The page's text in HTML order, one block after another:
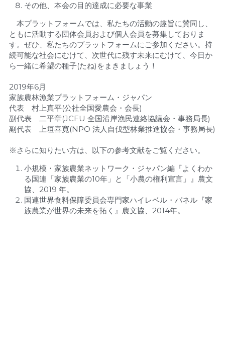
その他、本会の目的達成に必要な事業
本プラットフォームでは、私たちの活動の趣旨に賛同し、
ともに活動する団体会員および個人会員を募集しておりま
す。ぜひ、私たちのプラットフォームにご参加ください。持
続可能な社会にむけて、次世代に残す未来にむけて、今日か
ら一緒に希望の種子(たね)をまきましょう！
2019年6月
家族農林漁業プラットフォーム・ジャパン
代表　村上真平(公社全国愛農会・会長)
副代表　二平章(JCFU 全国沿岸漁民連絡協議会・事務局長)
副代表　上垣喜寛(NPO 法人自伐型林業推進協会・事務局長)
※さらに知りたい方は、以下の参考文献をご覧ください。
小規模・家族農業ネットワーク・ジャパン編『よくわか
る国連「家族農業の10年」と「小農の権利宣言」』農文
協、2019 年。
国連世界食料保障委員会専門家ハイレベル・パネル『家
族農業が世界の未来を拓く』農文協、2014年。